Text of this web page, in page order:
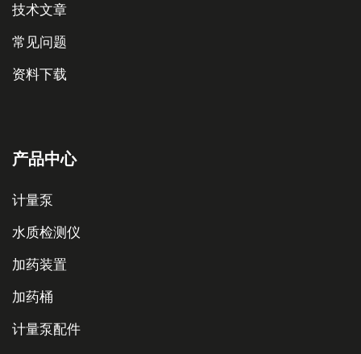
技术文章
常见问题
资料下载
产品中心
计量泵
水质检测仪
加药装置
加药桶
计量泵配件